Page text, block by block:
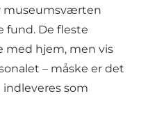
museumsværten
fund. De fleste
med hjem, men vis
– måske er det
som